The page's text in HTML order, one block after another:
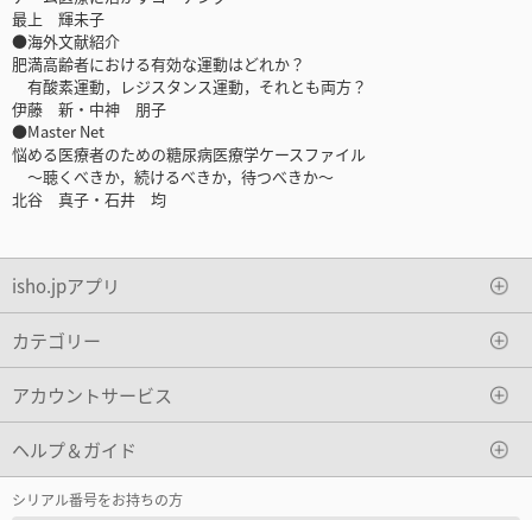
最上 輝未子
●海外文献紹介
肥満高齢者における有効な運動はどれか？
有酸素運動，レジスタンス運動，それとも両方？
伊藤 新・中神 朋子
●Master Net
悩める医療者のための糖尿病医療学ケースファイル
～聴くべきか，続けるべきか，待つべきか～
北谷 真子・石井 均
isho.jpアプリ
カテゴリー
アカウントサービス
ヘルプ＆ガイド
シリアル番号をお持ちの方